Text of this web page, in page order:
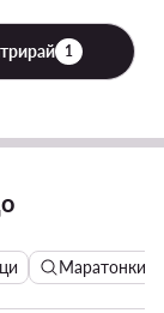
1
Маратонки